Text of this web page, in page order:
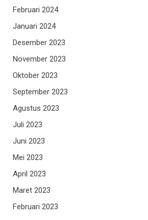
Februari 2024
Januari 2024
Desember 2023
November 2023
Oktober 2023
September 2023
Agustus 2023
Juli 2023
Juni 2023
Mei 2023
April 2023
Maret 2023
Februari 2023